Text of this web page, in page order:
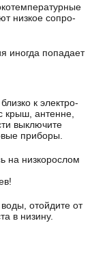
низкое сопро­
иногда попадает
к электро­
крыш, антенне,
выключите
приборы.
на низкорослом
отойдите от
в низину.